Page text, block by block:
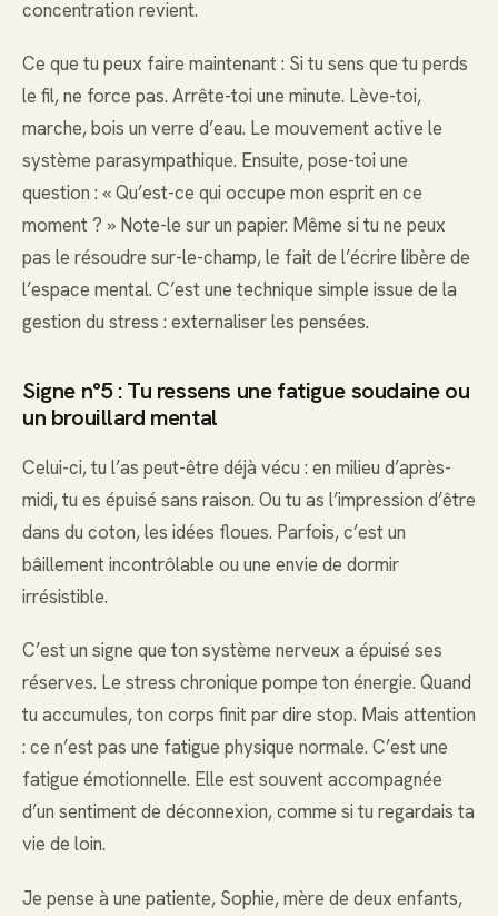
concentration revient.
Ce que tu peux faire maintenant : Si tu sens que tu perds
le fil, ne force pas. Arrête-toi une minute. Lève-toi,
marche, bois un verre d’eau. Le mouvement active le
système parasympathique. Ensuite, pose-toi une
question : « Qu’est-ce qui occupe mon esprit en ce
moment ? » Note-le sur un papier. Même si tu ne peux
pas le résoudre sur-le-champ, le fait de l’écrire libère de
l’espace mental. C’est une technique simple issue de la
gestion du stress : externaliser les pensées.
Signe n°5 : Tu ressens une fatigue soudaine ou
un brouillard mental
Celui-ci, tu l’as peut-être déjà vécu : en milieu d’après-
midi, tu es épuisé sans raison. Ou tu as l’impression d’être
dans du coton, les idées floues. Parfois, c’est un
bâillement incontrôlable ou une envie de dormir
irrésistible.
C’est un signe que ton système nerveux a épuisé ses
réserves. Le stress chronique pompe ton énergie. Quand
tu accumules, ton corps finit par dire stop. Mais attention
: ce n’est pas une fatigue physique normale. C’est une
fatigue émotionnelle. Elle est souvent accompagnée
d’un sentiment de déconnexion, comme si tu regardais ta
vie de loin.
Je pense à une patiente, Sophie, mère de deux enfants,